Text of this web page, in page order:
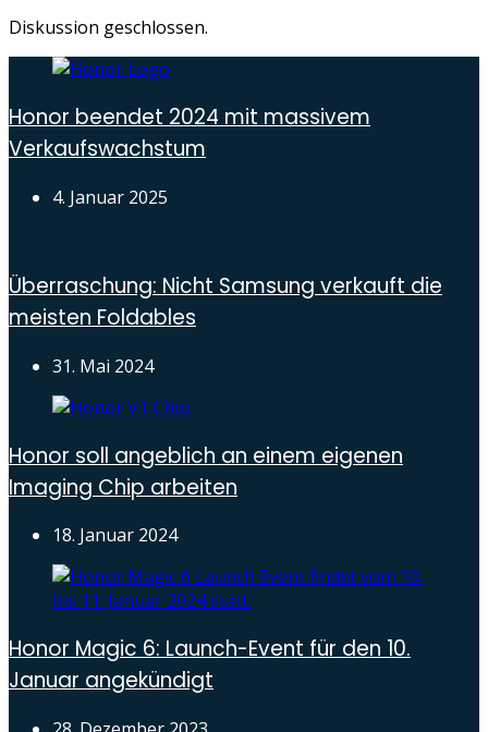
Diskussion geschlossen.
Honor beendet 2024 mit massivem
Verkaufswachstum
4. Januar 2025
Überraschung: Nicht Samsung verkauft die
meisten Foldables
31. Mai 2024
Honor soll angeblich an einem eigenen
Imaging Chip arbeiten
18. Januar 2024
Honor Magic 6: Launch-Event für den 10.
Januar angekündigt